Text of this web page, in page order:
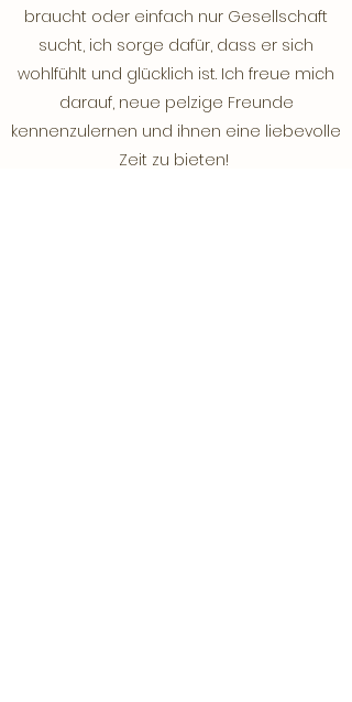
braucht oder einfach nur Gesellschaft
sucht, ich sorge dafür, dass er sich
wohlfühlt und glücklich ist. Ich freue mich
darauf, neue pelzige Freunde
kennenzulernen und ihnen eine liebevolle
Zeit zu bieten!